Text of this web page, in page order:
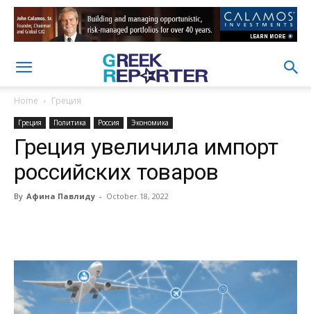
Home Греция
Греция Политика Россия Экономика
Греция увеличила импорт
российских товаров
By Афина Павлиду - October 18, 2022